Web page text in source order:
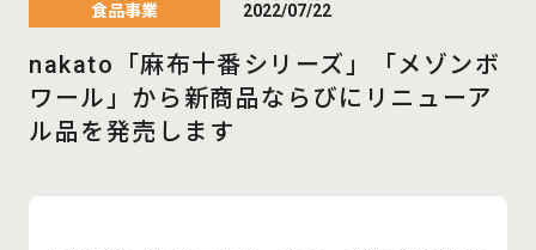
食品事業 2022/07/22
nakato「麻布十番シリーズ」「メゾンボ
ワール」から 新商品ならびにリニューア
ル品を発売します